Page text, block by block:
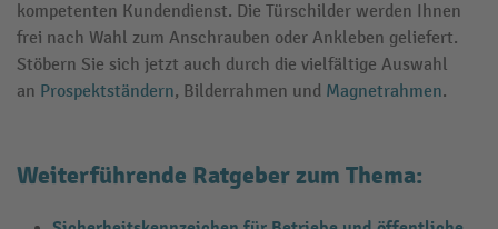
kompetenten Kundendienst. Die Türschilder werden Ihnen
frei nach Wahl zum Anschrauben oder Ankleben geliefert.
Stöbern Sie sich jetzt auch durch die vielfältige Auswahl
an Prospektständern, Bilderrahmen und Magnetrahmen.
Weiterführende Ratgeber zum Thema: